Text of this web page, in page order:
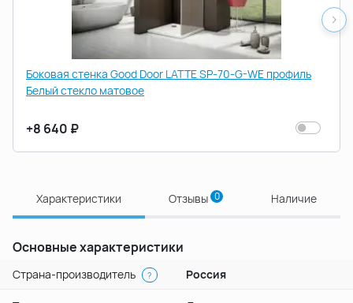
Боковая стенка Good Door LATTE SP-70-G-WE профиль
Белый стекло матовое
+8 640 ₽
Характеристики Отзывы 0 Наличие
Основные характеристики
Страна-производитель ? Россия